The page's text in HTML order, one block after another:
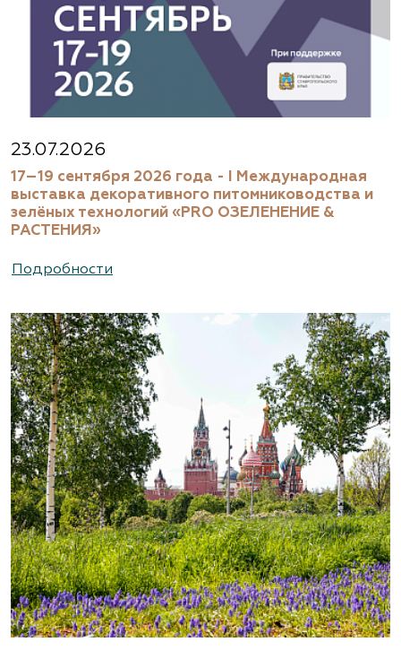
23.07.2026
17–19 сентября 2026 года - I Международная
выставка декоративного питомниководства и
зелёных технологий «PRO ОЗЕЛЕНЕНИЕ &
РАСТЕНИЯ»
Подробности